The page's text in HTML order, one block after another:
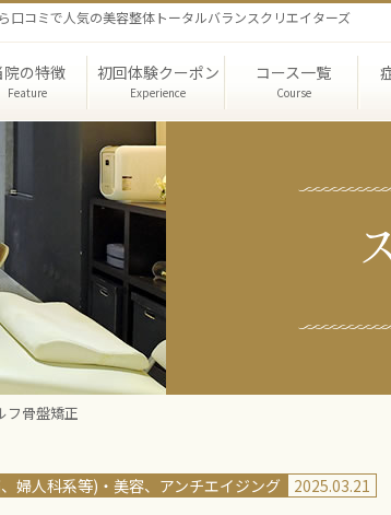
コミで人気の美容整体トータルバランスクリエイターズ
院の特徴
Feature
初回体験クーポン
Experience
コース一覧
Course
ラピー 頭蓋骨・小顔矯正
機関による
実証結果 ビフォーアフター
紹介 店舗概要/アクセス
フ骨盤矯正
婦人科系等) 美容、アンチエイジング 2025.03.21